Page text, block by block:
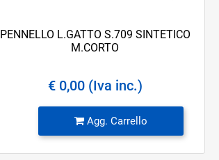
PENNELLO L.GATTO S.709 SINTETICO
M.CORTO
€ 0,00 (Iva inc.)
Agg. Carrello